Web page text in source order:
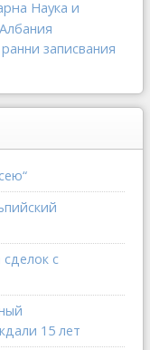
Наука и
Албания
ранни записвания
с
15 лет